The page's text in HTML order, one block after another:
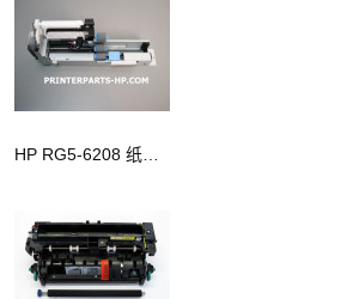
HP RG5-6208 纸盘4 进纸组件